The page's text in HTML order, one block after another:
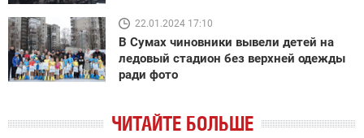
22.01.2024 17:10
В Сумах чиновники вывели детей на
ледовый стадион без верхней одежды
ради фото
ЧИТАЙТЕ БОЛЬШЕ